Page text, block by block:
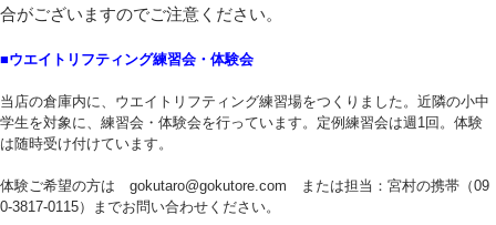
合がございますのでご注意ください。
■ウエイトリフティング練習会・体験会
当店の倉庫内に、ウエイトリフティング練習場をつくりました。近隣の小中
学生を対象に、練習会・体験会を行っています。定例練習会は週1回。体験
は随時受け付けています。
体験ご希望の方は gokutaro@gokutore.com または担当：宮村の携帯（09
0-3817-0115）までお問い合わせください。